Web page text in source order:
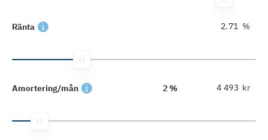
Ränta %
Amortering/mån 2 % kr